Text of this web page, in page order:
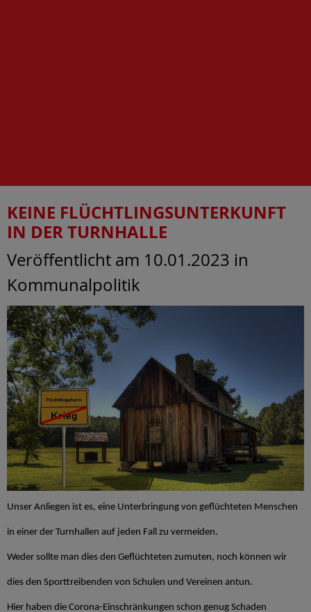
KEINE FLÜCHTLINGSUNTERKUNFT
IN DER TURNHALLE
Veröffentlicht am 10.01.2023 in
Kommunalpolitik
Unser Anliegen ist es, eine Unterbringung von geflüchteten Menschen
in einer der Turnhallen auf jeden Fall zu vermeiden.
Weder sollte man dies den Geflüchteten zumuten, noch können wir
dies den Sporttreibenden von Schulen und Vereinen antun.
Hier haben die Corona-Einschränkungen schon genug Schaden